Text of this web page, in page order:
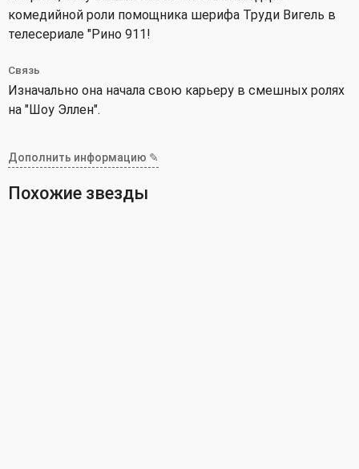
комедийной роли помощника шерифа Труди Вигель в
телесериале "Рино 911!
Связь
Изначально она начала свою карьеру в смешных ролях
на "Шоу Эллен".
Дополнить информацию ✎
Похожие звезды